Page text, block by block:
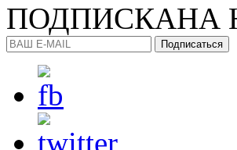
ПОДПИСКАНА
Подписаться